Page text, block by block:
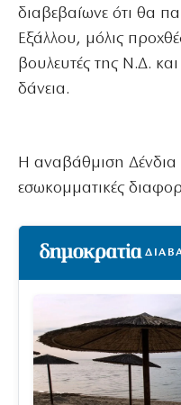
διαβεβαίωνε ότι θα
Εξάλλου, μόλις
βουλευτές της Ν.Δ.
δάνεια.
Η αναβάθμιση Δένδια
εσωκομματικές